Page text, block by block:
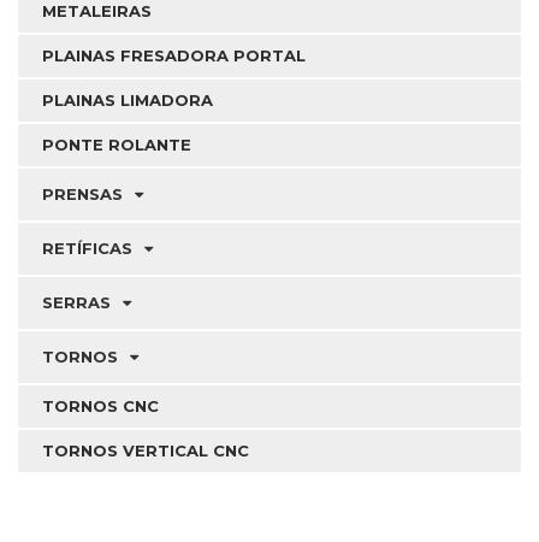
METALEIRAS
PLAINAS FRESADORA PORTAL
PLAINAS LIMADORA
PONTE ROLANTE
PRENSAS
RETÍFICAS
SERRAS
TORNOS
TORNOS CNC
TORNOS VERTICAL CNC